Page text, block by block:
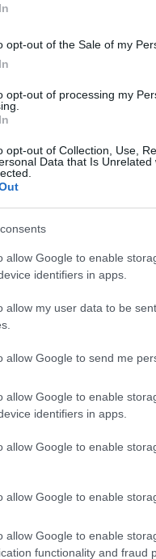
opt-out of the Sale of my
opt-out of processing my
opt-out of Collection, Use,
Data that Is
allow Google to enable
identifiers in apps.
allow my user data to be
allow Google to send me
allow Google to enable
identifiers in apps.
allow Google to enable
allow Google to enable
allow Google to enable
functionality and fraud
il collante di
bancario sul
la vecchia
Quella
a
condivise
la sua foga
indicava la casa
che avevano
e,
I più “moderati”
materialisti” della
partito” ovvero la
sempre in
Francesco Saverio
Ci si unisce, si
pro.Fermare la
democristiani, atei